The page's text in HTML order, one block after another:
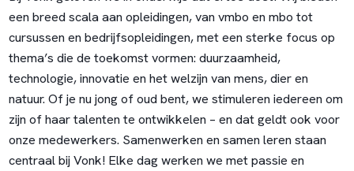
een breed scala aan opleidingen, van vmbo en mbo tot
cursussen en bedrijfsopleidingen, met een sterke focus op
thema’s die de toekomst vormen: duurzaamheid,
technologie, innovatie en het welzijn van mens, dier en
natuur. Of je nu jong of oud bent, we stimuleren iedereen om
zijn of haar talenten te ontwikkelen – en dat geldt ook voor
onze medewerkers. Samenwerken en samen leren staan
centraal bij Vonk! Elke dag werken we met passie en